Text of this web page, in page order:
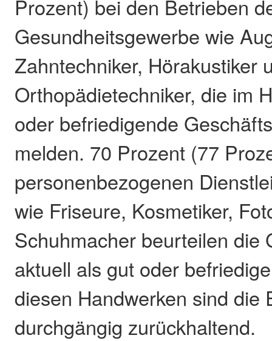
Prozent) bei den Betrieben
Gesundheitsgewerbe wie
Zahntechniker, Hörakustiker
Orthopädietechniker, die im
oder befriedigende
melden. 70 Prozent (77
personenbezogenen
wie Friseure, Kosmetiker,
Schuhmacher beurteilen die
aktuell als gut oder
diesen Handwerken sind die
durchgängig zurückhaltend.